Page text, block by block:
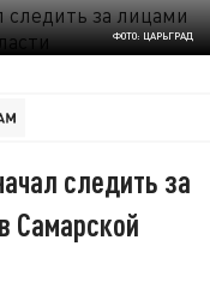
ФОТО: ЦАРЬГРАД
следить за
Самарской